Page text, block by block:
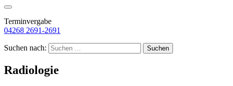
Terminvergabe
04268 2691-2691
Suchen nach:
Radiologie